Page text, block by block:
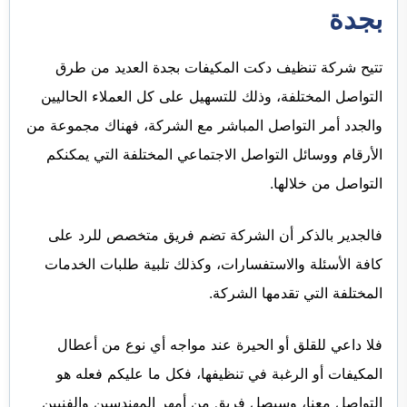
بجدة
تتيح شركة تنظيف دكت المكيفات بجدة العديد من طرق
التواصل المختلفة، وذلك للتسهيل على كل العملاء الحاليين
والجدد أمر التواصل المباشر مع الشركة، فهناك مجموعة من
الأرقام ووسائل التواصل الاجتماعي المختلفة التي يمكنكم
التواصل من خلالها.
فالجدير بالذكر أن الشركة تضم فريق متخصص للرد على
كافة الأسئلة والاستفسارات، وكذلك تلبية طلبات الخدمات
المختلفة التي تقدمها الشركة.
فلا داعي للقلق أو الحيرة عند مواجه أي نوع من أعطال
المكيفات أو الرغبة في تنظيفها، فكل ما عليكم فعله هو
التواصل معنا، وسيصل فريق من أمهر المهندسين والفنيين